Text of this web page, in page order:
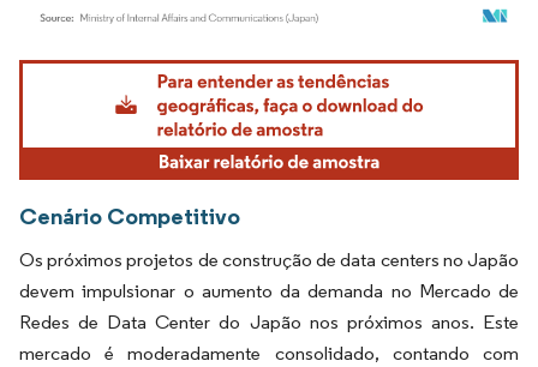
Imagem © Mordor Intelligence. O reuso requer atribuição conforme CC BY 4.0.
Cenário Competitivo
Os próximos projetos de construção de data centers no Japão
devem impulsionar o aumento da demanda no Mercado de
Redes de Data Center do Japão nos próximos anos. Este
mercado é moderadamente consolidado, contando com